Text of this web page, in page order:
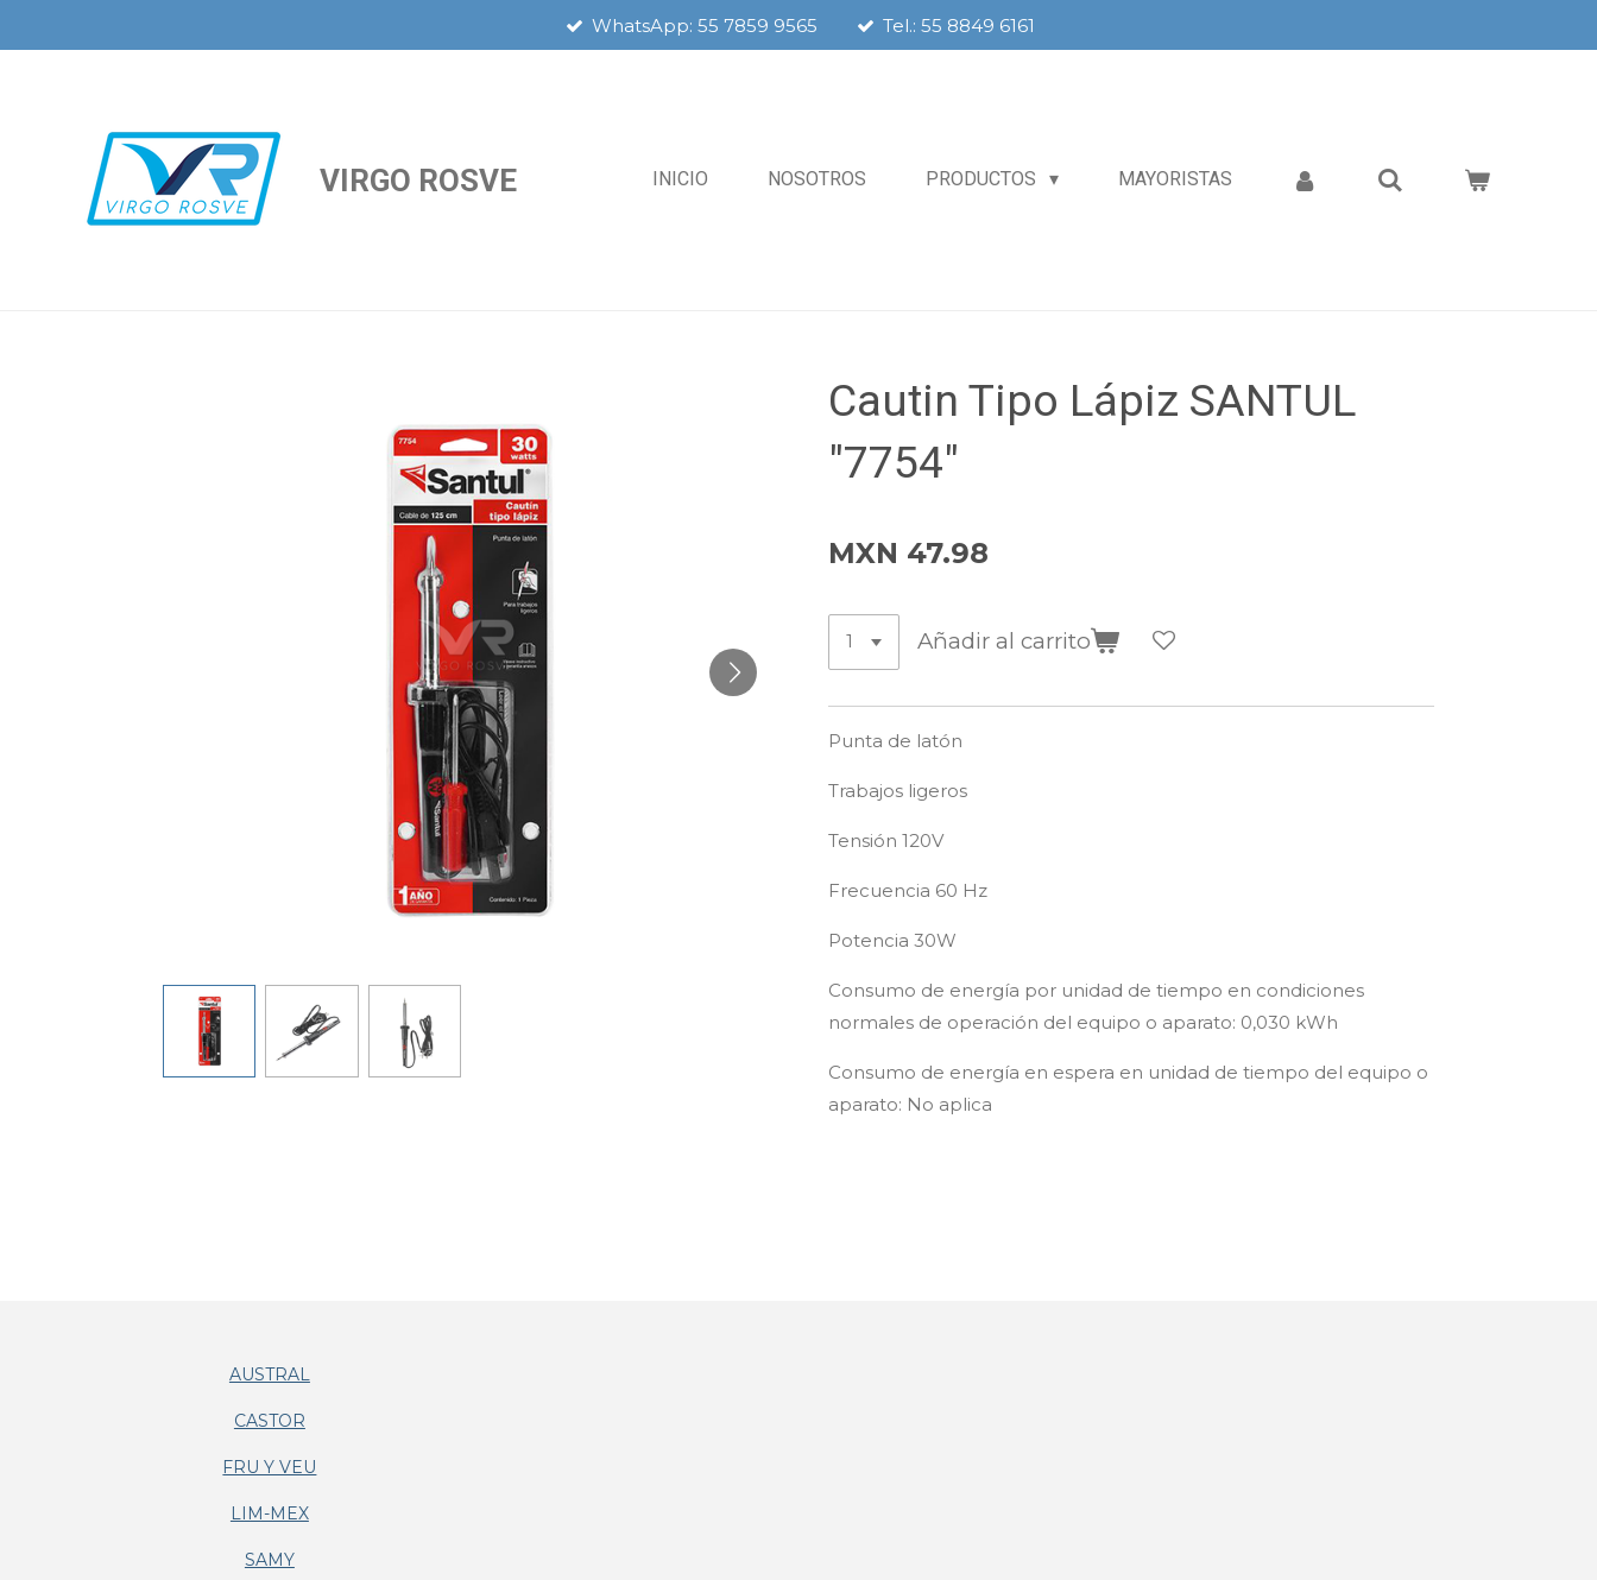
WhatsApp: 55 7859 9565 Tel.: 55 8849 6161
VIRGO ROSVE INICIO NOSOTROS PRODUCTOS MAYORISTAS
Cautin Tipo Lápiz SANTUL
"7754"
MXN 47.98
Añadir al carrito
Punta de latón
Trabajos ligeros
Tensión 120V
Frecuencia 60 Hz
Potencia 30W
Consumo de energía por unidad de tiempo en condiciones
normales de operación del equipo o aparato: 0,030 kWh
Consumo de energía en espera en unidad de tiempo del equipo o
aparato: No aplica
AUSTRAL
CASTOR
FRU Y VEU
LIM-MEX
SAMY